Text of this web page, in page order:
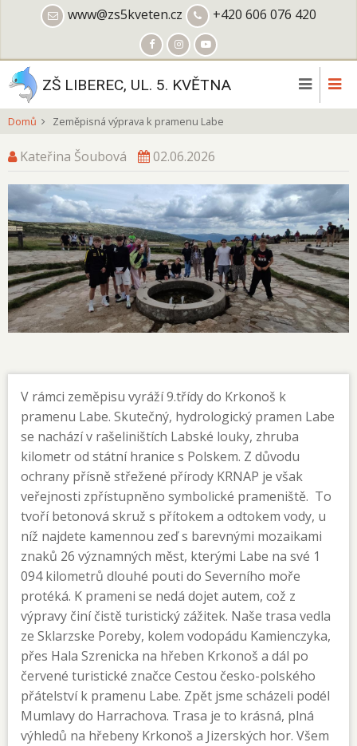
obsahu
www@zs5kveten.cz +420 606 076 420
ZŠ LIBEREC, UL. 5. KVĚTNA
Domů Zeměpisná výprava k pramenu Labe
Kateřina Šoubová 02.06.2026
V rámci zeměpisu vyráží 9.třídy do Krkonoš k
pramenu Labe. Skutečný, hydrologický pramen Labe
se nachází v rašeliništích Labské louky, zhruba
kilometr od státní hranice s Polskem. Z důvodu
ochrany přísně střežené přírody KRNAP je však
veřejnosti zpřístupněno symbolické prameniště. To
tvoří betonová skruž s přítokem a odtokem vody, u
níž najdete kamennou zeď s barevnými mozaikami
znaků 26 významných měst, kterými Labe na své 1
094 kilometrů dlouhé pouti do Severního moře
protéká. K prameni se nedá dojet autem, což z
výpravy činí čistě turistický zážitek. Naše trasa vedla
ze Sklarzske Poreby, kolem vodopádu Kamienczyka,
přes Hala Szrenicka na hřeben Krkonoš a dál po
červené turistické značce Cestou česko-polského
přátelství k pramenu Labe. Zpět jsme scházeli podél
Mumlavy do Harrachova. Trasa je to krásná, plná
výhledů na hřebeny Krkonoš a Jizerských hor. Všem